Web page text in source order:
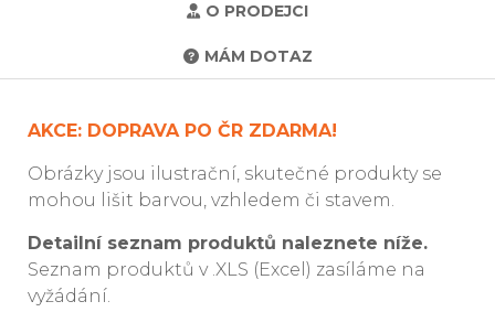
O PRODEJCI
MÁM DOTAZ
AKCE: DOPRAVA PO ČR ZDARMA!
Obrázky jsou ilustrační, skutečné produkty se
mohou lišit barvou, vzhledem či stavem.
Detailní seznam produktů naleznete níže.
Seznam produktů v .XLS (Excel) zasíláme na
vyžádání.